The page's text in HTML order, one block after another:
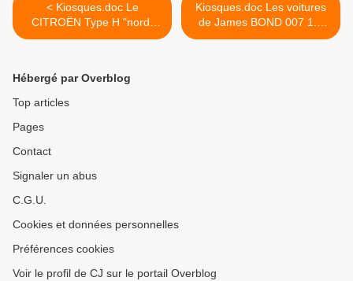
< Kiosques.doc Le
CITROËN Type H "nord"
1.1 miniatures presse
Kiosques.doc Les voitures
de James BOND 007 1.2
Série Presse Librairies >
Hébergé par Overblog
Top articles
Pages
Contact
Signaler un abus
C.G.U.
Cookies et données personnelles
Préférences cookies
Voir le profil de CJ sur le portail Overblog